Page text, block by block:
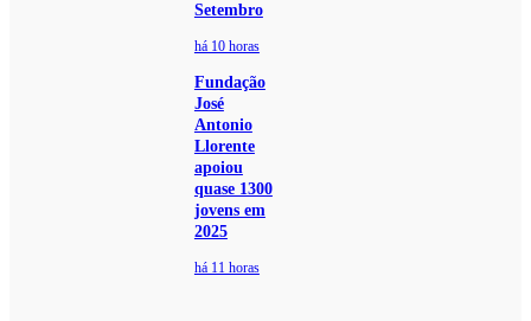
Setembro
há 10 horas
Fundação
José
Antonio
Llorente
apoiou
quase 1300
jovens em
2025
há 11 horas